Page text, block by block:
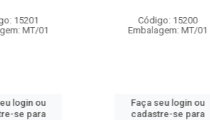
Embalagem: MT/01
Faça seu login ou
cadastre-se para